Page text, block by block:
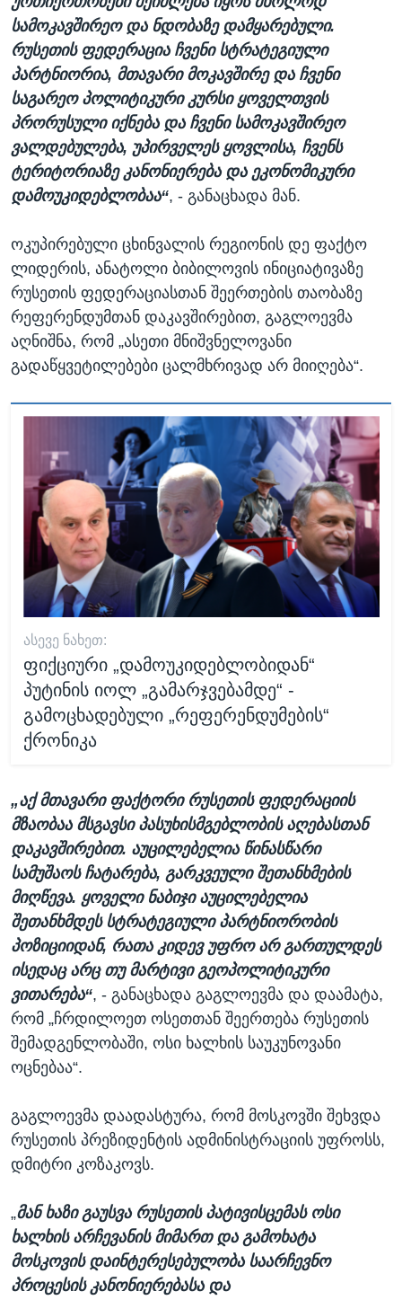
სამოკავშირეო და ნდობაზე დამყარებული.
რუსეთის ფედერაცია ჩვენი სტრატეგიული
პარტნიორია, მთავარი მოკავშირე და ჩვენი
საგარეო პოლიტიკური კურსი ყოველთვის
პრორუსული იქნება და ჩვენი სამოკავშირეო
ვალდებულება, უპირველეს ყოვლისა, ჩვენს
ტერიტორიაზე კანონიერება და ეკონომიკური
დამოუკიდებლობაა“, - განაცხადა მან.
ოკუპირებული ცხინვალის რეგიონის დე ფაქტო
ლიდერის, ანატოლი ბიბილოვის ინიციატივაზე
რუსეთის ფედერაციასთან შეერთების თაობაზე
რეფერენდუმთან დაკავშირებით, გაგლოევმა
აღნიშნა, რომ „ასეთი მნიშვნელოვანი
გადაწყვეტილებები ცალმხრივად არ მიიღება“.
ᲐᲡᲔᲕᲔ ᲜᲐᲮᲔᲗ:
ფიქციური „დამოუკიდებლობიდან“
პუტინის იოლ „გამარჯვებამდე“ -
გამოცხადებული „რეფერენდუმების“
ქრონიკა
„აქ მთავარი ფაქტორი რუსეთის ფედერაციის
მზაობაა მსგავსი პასუხისმგებლობის აღებასთან
დაკავშირებით. აუცილებელია წინასწარი
სამუშაოს ჩატარება, გარკვეული შეთანხმების
მიღწევა. ყოველი ნაბიჯი აუცილებელია
შეთანხმდეს სტრატეგიული პარტნიორობის
პოზიციიდან, რათა კიდევ უფრო არ გართულდეს
ისედაც არც თუ მარტივი გეოპოლიტიკური
ვითარება“, - განაცხადა გაგლოევმა და დაამატა,
რომ „ჩრდილოეთ ოსეთთან შეერთება რუსეთის
შემადგენლობაში, ოსი ხალხის საუკუნოვანი
ოცნებაა“.
გაგლოევმა დაადასტურა, რომ მოსკოვში შეხვდა
რუსეთის პრეზიდენტის ადმინისტრაციის უფროსს,
დმიტრი კოზაკოვს.
„მან ხაზი გაუსვა რუსეთის პატივისცემას ოსი
ხალხის არჩევანის მიმართ და გამოხატა
მოსკოვის დაინტერესებულობა საარჩევნო
პროცესის კანონიერებასა და